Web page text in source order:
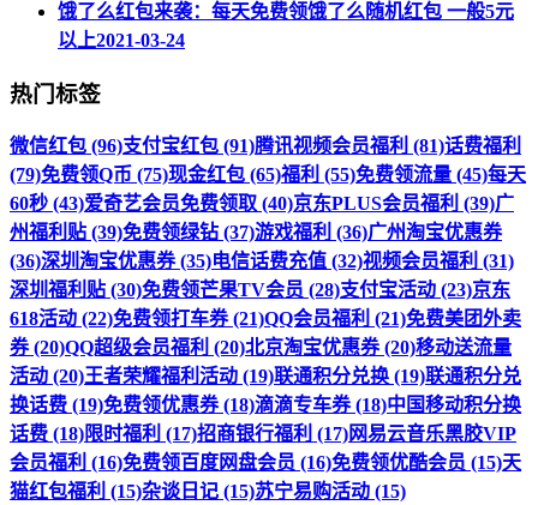
饿了么红包来袭：每天免费领饿了么随机红包 一般5元
以上2021-03-24
热门标签
微信红包 (96)支付宝红包 (91)腾讯视频会员福利 (81)话费福利
(79)免费领Q币 (75)现金红包 (65)福利 (55)免费领流量 (45)每天
60秒 (43)爱奇艺会员免费领取 (40)京东PLUS会员福利 (39)广
州福利贴 (39)免费领绿钻 (37)游戏福利 (36)广州淘宝优惠券
(36)深圳淘宝优惠券 (35)电信话费充值 (32)视频会员福利 (31)
深圳福利贴 (30)免费领芒果TV会员 (28)支付宝活动 (23)京东
618活动 (22)免费领打车券 (21)QQ会员福利 (21)免费美团外卖
券 (20)QQ超级会员福利 (20)北京淘宝优惠券 (20)移动送流量
活动 (20)王者荣耀福利活动 (19)联通积分兑换 (19)联通积分兑
换话费 (19)免费领优惠券 (18)滴滴专车券 (18)中国移动积分换
话费 (18)限时福利 (17)招商银行福利 (17)网易云音乐黑胶VIP
会员福利 (16)免费领百度网盘会员 (16)免费领优酷会员 (15)天
猫红包福利 (15)杂谈日记 (15)苏宁易购活动 (15)